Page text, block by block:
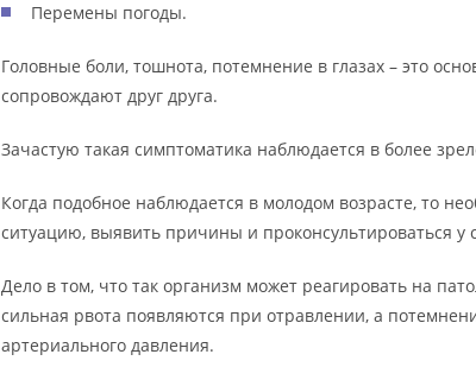
Перемены погоды.
Головные боли, тошнота, потемнение в глазах – это
сопровождают друг друга.
Зачастую такая симптоматика наблюдается в более
Когда подобное наблюдается в молодом возрасте, то
ситуацию, выявить причины и проконсультироваться у
Дело в том, что так организм может реагировать на
сильная рвота появляются при отравлении, а
артериального давления.